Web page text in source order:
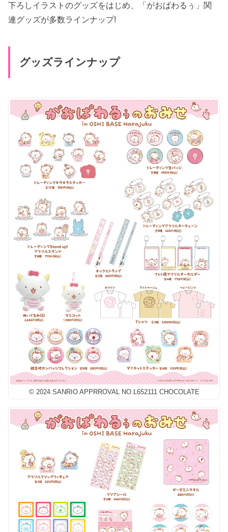
下ろしイラストのグッズをはじめ、「がおぱわるぅ」関
連グッズが多数ラインナップ!
グッズラインナップ
© 2024 SANRIO APPRROVAL NO.L652111 CHOCOLATE